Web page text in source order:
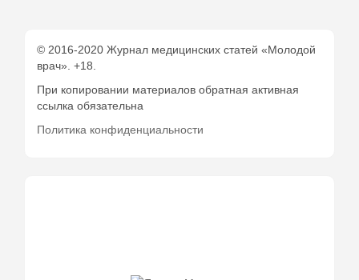
© 2016-2020 Журнал медицинских статей «Молодой
врач». +18.
При копировании материалов обратная активная
ссылка обязательна
Политика конфиденциальности